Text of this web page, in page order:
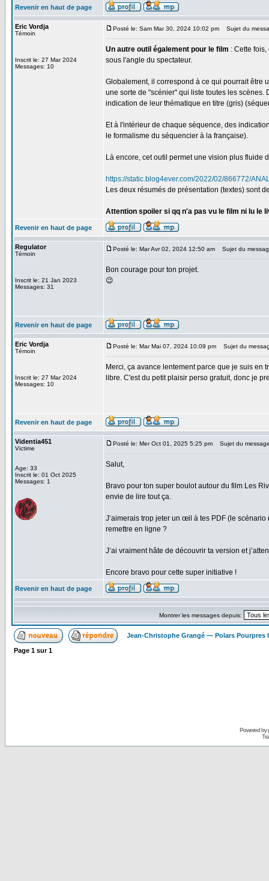
Revenir en haut de page
Eric Vordja
Témoin
Inscrit le: 27 Mar 2024
Messages: 10
Posté le: Sam Mar 30, 2024 10:02 pm Sujet du
Un autre outil également pour le film : Cette
sous l'angle du spectateur.
Globalement, il correspond à ce qui pourrait être
une sorte de "scénier" qui liste toutes les
indication de leur thématique en titre (gris)
Et à l'intérieur de chaque séquence, des
le formalisme du séquencier à la française).
Là encore, cet outil permet une vision plus fluide
https://static.blog4ever.com/2022/02/866772/
Les deux résumés de présentation (textes) sont
Attention spoiler si qq n'a pas vu le film ni lu le
Revenir en haut de page
Regulator
Témoin
Inscrit le: 21 Jan 2023
Messages: 31
Posté le: Mar Avr 02, 2024 12:50 am Sujet du
Bon courage pour ton projet.
😉
Revenir en haut de page
Eric Vordja
Témoin
Inscrit le: 27 Mar 2024
Messages: 10
Posté le: Mar Mai 07, 2024 10:09 pm Sujet du
Merci, ça avance lentement parce que je suis en
libre. C'est du petit plaisir perso gratuit, donc je
Revenir en haut de page
Videntia451
Victime
Age: 33
Inscrit le: 01 Oct 2025
Messages: 1
Posté le: Mer Oct 01, 2025 5:25 pm Sujet du
Salut,
Bravo pour ton super boulot autour du film Les
envie de lire tout ça.
J’aimerais trop jeter un œil à tes PDF (le
remettre en ligne ?
J’ai vraiment hâte de découvrir ta version et
Encore bravo pour cette super initiative !
Revenir en haut de page
Montrer les messages depuis:
Jean-Christophe Grangé — Polars Pourpres
Page 1 sur1
Powered by